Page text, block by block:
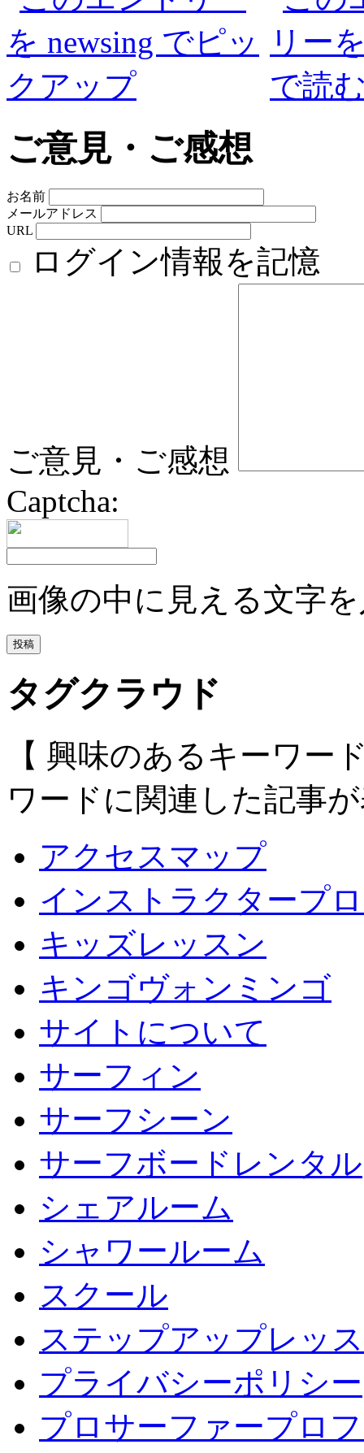
ご意見・ご感想
お名前
メールアドレス
URL
ログイン情報を記憶
ご意見・ご感想
Captcha:
画像の中に見える文字
タグクラウド
【 興味のあるキーワー
ワードに関連した記事
アクセスマップ
インストラクタープ
キッズレッスン
キンゴヴォンミンゴ
サイトについて
サーフィン
サーフシーン
サーフボードレンタル
シェアルーム
シャワールーム
スクール
ステップアップレッ
プライバシーポリシー
プロサーファープロ